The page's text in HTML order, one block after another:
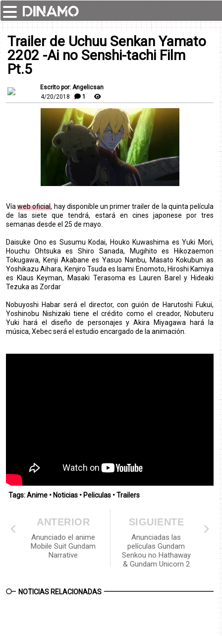
Trailer de Uchuu Senkan Yamato
2202 -Ai no Senshi-tachi Film
Pt.5
Escrito por: Angelicsan
4/20/2018
1
Víaweb oficial, hay disponible un primer trailer de la quinta película
de las siete que tendrá, estará en cines japonese por tres
semanas desde el 25 de mayo.
Daisuke Ono es Susumu Kodai, Houko Kuwashima es Yuki Mori,
Houchu Ohtsuka es Shiro Sanada, Mugihito es Hikozaemon
Tokugawa, Kenji Akabane es Yasuo Nanbu, Masato Kokubun as
Yoshikazu Aihara, Kenjiro Tsuda es Isami Enomoto, Hiroshi Kamiya
es Klaus Keyman, Masaki Terasoma es Lauren Barel y Hideaki
Tezuka as Zordar
Nobuyoshi Habar será el director, con guión de Harutoshi Fukui,
Yoshinobu Nishizaki tiene el crédito como el creador, Nobuteru
Yuki hará el diseño de personajes y Akira Miyagawa hará la
música, Xebec será el estudio encargado de la animación.
Tags:Anime • Noticias • Peliculas •Trailers
SIGUIENTE
Anunciadas las
películas Gundam
Senkou no Hathaway
& Gundam Unicorn 2
ANTERIOR
Anunciado el anime
Mobile Suit Gundam
Narrative
NOTICIAS RELACIONADAS